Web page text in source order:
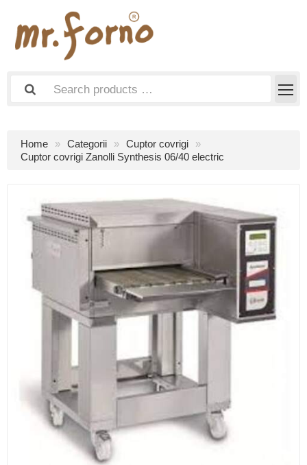
Home Categorii
Cuptor covrigi
Cuptor covrigi Zanolli Synthesis 06/40 electric